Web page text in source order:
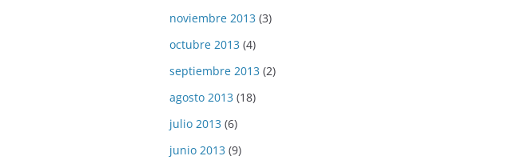
noviembre 2013 (3)
octubre 2013 (4)
septiembre 2013 (2)
agosto 2013 (18)
julio 2013 (6)
junio 2013 (9)